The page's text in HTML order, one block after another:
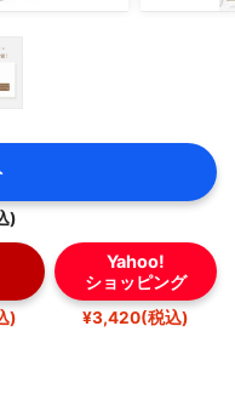
)
)
Yahoo!
ショッピング
¥3,420(税込)